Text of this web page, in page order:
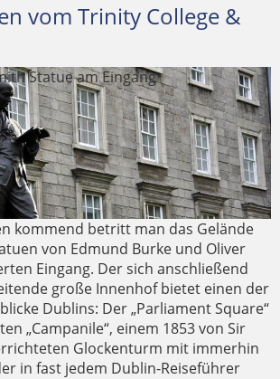
vom Trinity College &
Statue am Eingang
und Kampanile
Skulptur von Arnaldo Pomodoro
kommend betritt man das Gelände
von Edmund Burke und Oliver
Eingang. Der sich anschließend
große Innenhof bietet einen der
Dublins: Der „Parliament Square“
„Campanile“, einem 1853 von Sir
Glockenturm mit immerhin
in fast jedem Dublin-Reiseführer